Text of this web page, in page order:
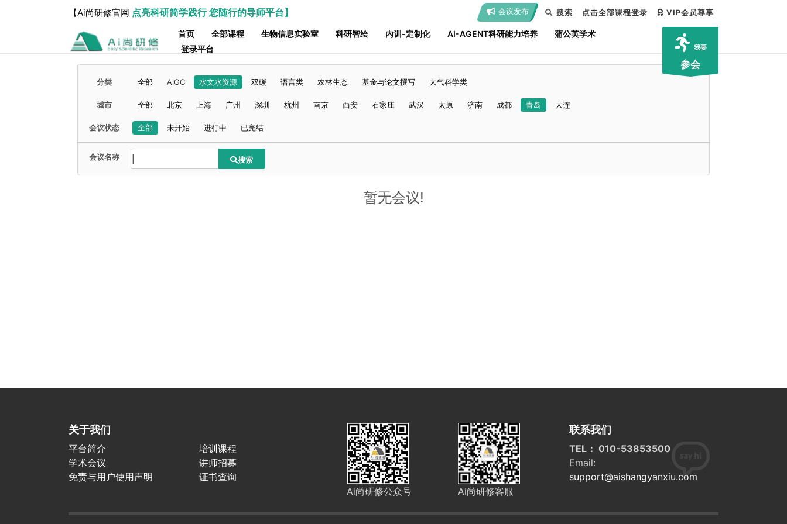
【Ai尚研修官网 点亮科研简学践行 您随行的导师平台】 会议发布 搜索 点击全部课程登录 VIP会员尊享
首页 全部课程 生物信息实验室 科研智绘 内训-定制化 AI-AGENT科研能力培养
蒲公英学术
登录平台
我要
参会
分类 全部 AIGC 水文水资源 双碳 语言类 农林生态 基金与论文撰写 大气科学类
城市 全部 北京 上海 广州 深圳 杭州 南京 西安 石家庄 武汉 太原 济南 成都 青岛 大连
会议状态 全部 未开始 进行中 已完结
会议名称 搜索
暂无会议!
关于我们
平台简介
培训课程
学术会议
讲师招募
免责与用户使用声明
证书查询
Ai尚研修公众号
Ai尚研修客服
联系我们
TEL： 010-53853500
Email:
support@aishangyanxiu.com